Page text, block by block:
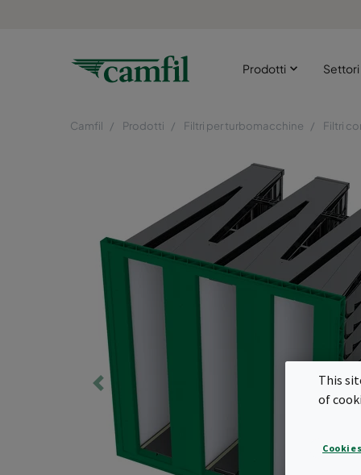
Prodotti Settori
Camfil Prodotti Filtri per turbomacchine Filtri
This
of